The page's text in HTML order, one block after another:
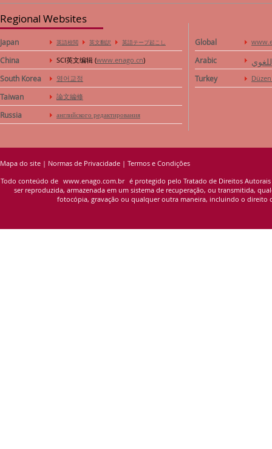
Regional Websites
Japan 英語校閲 英文翻訳 英語テープ起こし
China SCI英文编辑 (www.enago.cn)
South Korea 영어교정
Taiwan 論文編修
Russia английского редактирования
Global
Arabic
Turkey
Mapa do site | Normas de Privacidade | Termos e Condições
Todo conteúdo de www.enago.com.br é protegido pelo Tratado de Direitos
ser reproduzida, armazenada em um sistema de recuperação, ou transmitida,
fotocópia, gravação ou qualquer outra maneira, incluindo o direito